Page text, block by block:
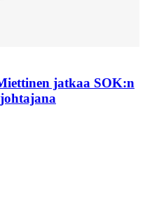
jatkaa SOK:n